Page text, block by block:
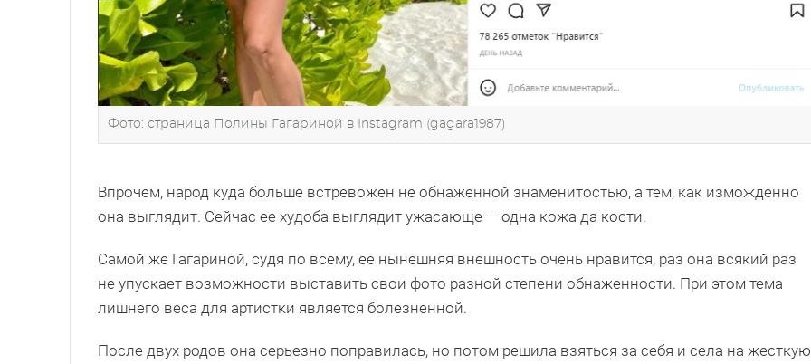
Фото: страница Полины Гагариной в Instagram (gagara1987)
Впрочем, народ куда больше встревожен не обнаженной знаменитостью, а тем, как изможденно
она выглядит. Сейчас ее худоба выглядит ужасающе — одна кожа да кости.
Самой же Гагариной, судя по всему, ее нынешняя внешность очень нравится, раз она всякий раз
не упускает возможности выставить свои фото разной степени обнаженности. При этом тема
лишнего веса для артистки является болезненной.
После двух родов она серьезно поправилась, но потом решила взяться за себя и села на жесткую